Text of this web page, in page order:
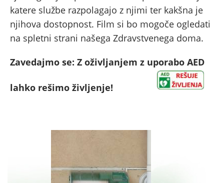
katere službe razpolagajo z njimi ter kakšna je
njihova dostopnost. Film si bo mogoče ogledati
na spletni strani našega Zdravstvenega doma.
Zavedajmo se: Z oživljanjem z uporabo AED
lahko rešimo življenje!